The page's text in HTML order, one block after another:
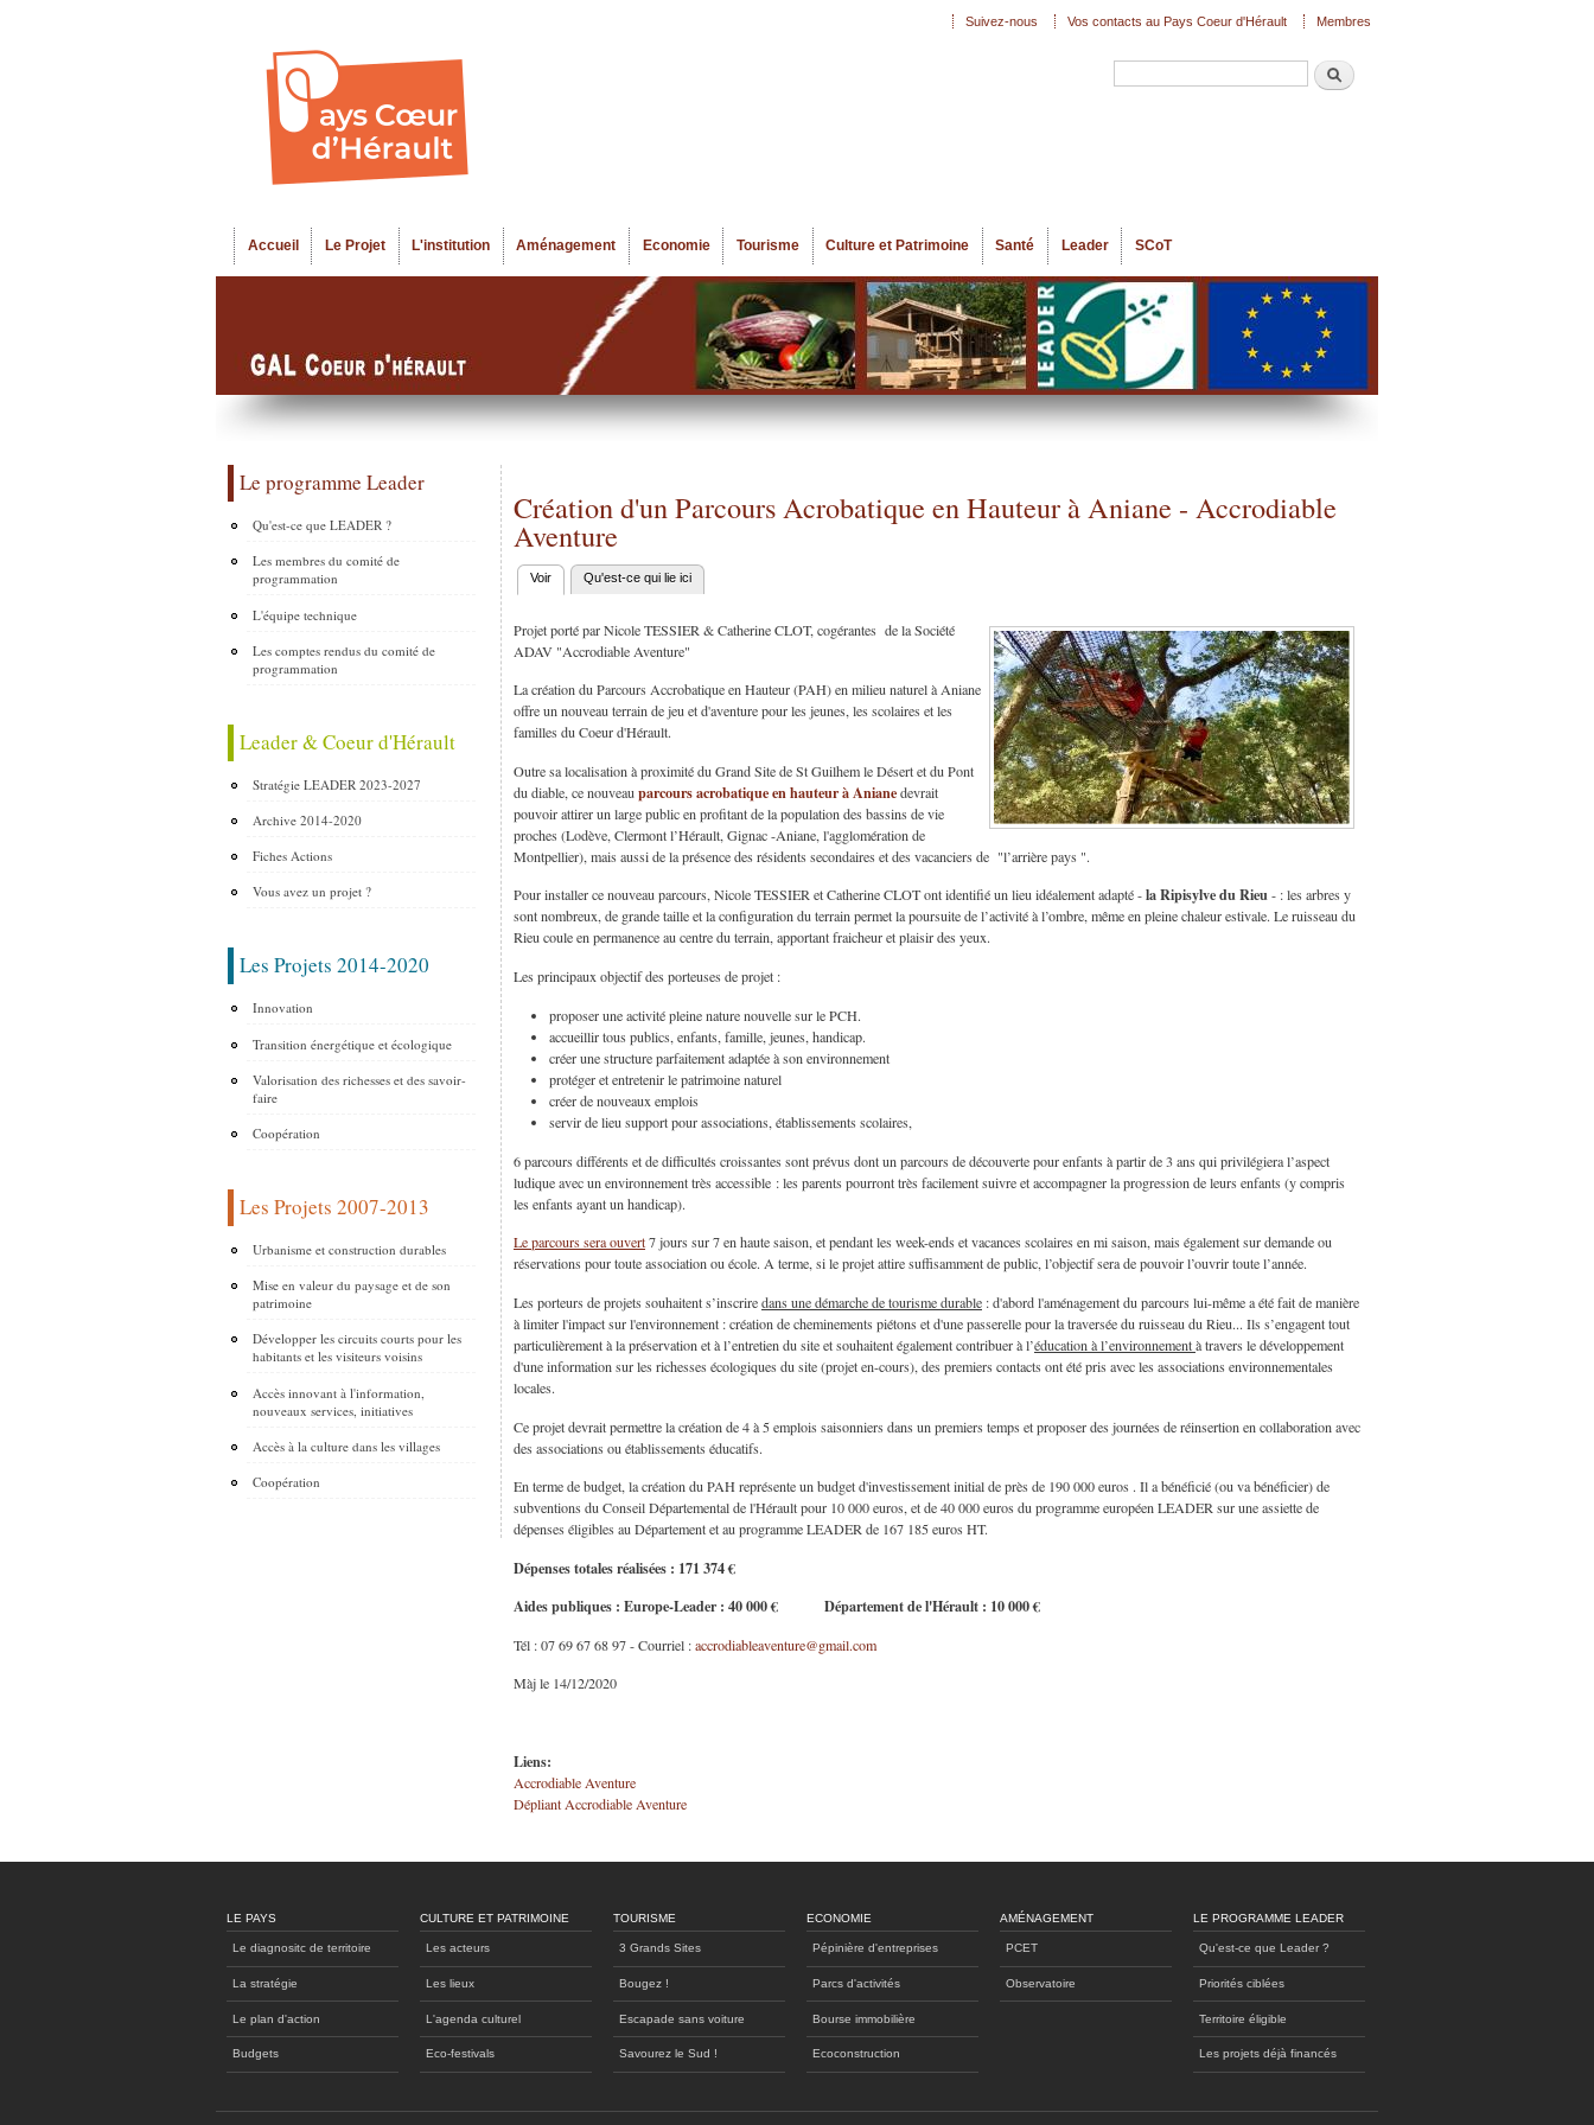
Recherche
Menu principal
Accueil Le Projet L'institution Aménagement Economie Tourisme Culture et Patrimoine Santé Leader SCoT
Suivez-nous Vos contacts au Pays Coeur d'Hérault Membres
Le programme Leader
Qu'est-ce que LEADER ?
Les membres du comité de
programmation
L'équipe technique
Les comptes rendus du comité de
programmation
Leader & Coeur d'Hérault
Stratégie LEADER 2023-2027
Archive 2014-2020
Fiches Actions
Vous avez un projet ?
Les Projets 2014-2020
Innovation
Transition énergétique et écologique
Valorisation des richesses et des savoir-
faire
Coopération
Les Projets 2007-2013
Urbanisme et construction durables
Mise en valeur du paysage et de son
patrimoine
Développer les circuits courts pour les
habitants et les visiteurs voisins
Accès innovant à l'information,
nouveaux services, initiatives
Accès à la culture dans les villages
Coopération
Création d'un Parcours Acrobatique en Hauteur à Aniane - Accrodiable
Aventure
Onglets principaux
Voir (onglet actif)
Qu'est-ce qui lie ici
Projet porté par Nicole TESSIER & Catherine CLOT, cogérantes de la Société
ADAV "Accrodiable Aventure"
La création du Parcours Accrobatique en Hauteur (PAH) en milieu naturel à Aniane
offre un nouveau terrain de jeu et d'aventure pour les jeunes, les scolaires et les
familles du Coeur d'Hérault.
Outre sa localisation à proximité du Grand Site de St Guilhem le Désert et du Pont
du diable, ce nouveauparcours acrobatique en hauteur à Anianedevrait
pouvoir attirer un large public en profitant de la population des bassins de vie
proches (Lodève, Clermont l’Hérault, Gignac -Aniane, l'agglomération de
Montpellier), mais aussi de la présence des résidents secondaires et des vacanciers de "l’arrière pays ".
Pour installer ce nouveau parcours, Nicole TESSIER et Catherine CLOT ont identifié un lieu idéalement adapté -la Ripisylve du Rieu- : les arbres y
sont nombreux, de grande taille et la configuration du terrain permet la poursuite de l’activité à l’ombre, même en pleine chaleur estivale. Le ruisseau du
Rieu coule en permanence au centre du terrain, apportant fraicheur et plaisir des yeux.
Les principaux objectif des porteuses de projet :
proposer une activité pleine nature nouvelle sur le PCH.
accueillir tous publics, enfants, famille, jeunes, handicap.
créer une structure parfaitement adaptée à son environnement
protéger et entretenir le patrimoine naturel
créer de nouveaux emplois
servir de lieu support pour associations, établissements scolaires,
6 parcours différents et de difficultés croissantes sont prévus dont un parcours de découverte pour enfants à partir de 3 ans qui privilégiera l’aspect
ludique avec un environnement très accessible : les parents pourront très facilement suivre et accompagner la progression de leurs enfants (y compris
les enfants ayant un handicap).
Le parcours sera ouvert7 jours sur 7 en haute saison, et pendant les week-ends et vacances scolaires en mi saison, mais également sur demande ou
réservations pour toute association ou école. A terme, si le projet attire suffisamment de public, l’objectif sera de pouvoir l’ouvrir toute l’année.
Les porteurs de projets souhaitent s’inscriredans une démarche de tourisme durable : d'abord l'aménagement du parcours lui-même a été fait de manière
à limiter l'impact sur l'environnement : création de cheminements piétons et d'une passerelle pour la traversée du ruisseau du Rieu... Ils s’engagent tout
particulièrement à la préservation et à l’entretien du site et souhaitent également contribuer à l’éducation à l’environnementà travers le développement
d'une information sur les richesses écologiques du site (projet en-cours), des premiers contacts ont été pris avec les associations environnementales
locales.
Ce projet devrait permettre la création de 4 à 5 emplois saisonniers dans un premiers temps et proposer des journées de réinsertion en collaboration avec
des associations ou établissements éducatifs.
En terme de budget, la création du PAH représente un budget d'investissement initial de près de 190 000 euros . Il a bénéficié (ou va bénéficier) de
subventions du Conseil Départemental de l'Hérault pour 10 000 euros, et de 40 000 euros du programme européen LEADER sur une assiette de
dépenses éligibles au Département et au programme LEADER de 167 185 euros HT.
Dépenses totales réalisées : 171 374 €
Aides publiques : Europe-Leader : 40 000 € Département de l'Hérault : 10 000 €
Tél : 07 69 67 68 97 - Courriel :accrodiableaventure@gmail.com
Màj le 14/12/2020
Liens:
Accrodiable Aventure
Dépliant Accrodiable Aventure
LE PAYS
Le diagnositc de territoire
La stratégie
Le plan d'action
Budgets
CULTURE ET PATRIMOINE
Les acteurs
Les lieux
L'agenda culturel
Eco-festivals
TOURISME
3 Grands Sites
Bougez !
Escapade sans voiture
Savourez le Sud !
ECONOMIE
Pépinière d'entreprises
Parcs d'activités
Bourse immobilière
Ecoconstruction
AMÉNAGEMENT
PCET
Observatoire
LE PROGRAMME LEADER
Qu'est-ce que Leader ?
Priorités ciblées
Territoire éligible
Les projets déjà financés